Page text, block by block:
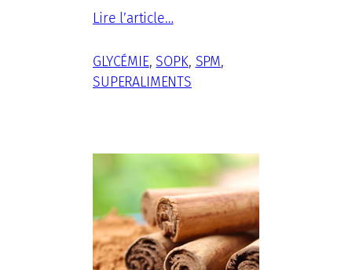
Lire l’article…
GLYCÉMIE, SOPK, SPM
SUPERALIMENTS